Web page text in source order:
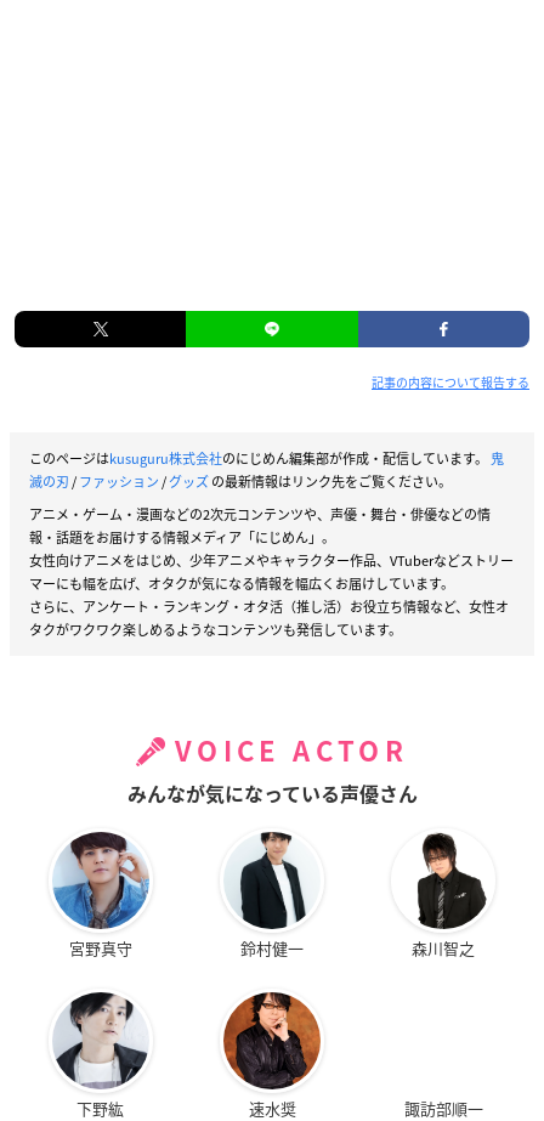
鬼滅の刃×ANNA SUI ネックレス 胡蝶姉妹
プレバン
【価格】
14,300円（税込）
【種類】
胡蝶しのぶ／胡蝶カナエ＆栗花落カナヲ
横：約38.0mm
【商品素材】
合金（ガンメタルメッキ）合成樹脂、ガラス
記事の内容について報告する
このページはkusuguru株式会社のにじめん編集部が作成・配信しています。 鬼
滅の刃/ファッション/グッズの最新情報はリンク先をご覧ください。
アニメ・ゲーム・漫画などの2次元コンテンツや、声優・舞台・俳優などの情
報・話題をお届けする情報メディア「にじめん」。
女性向けアニメをはじめ、少年アニメやキャラクター作品、VTuberなどストリー
マーにも幅を広げ、オタクが気になる情報を幅広くお届けしています。
さらに、アンケート・ランキング・オタ活（推し活）お役立ち情報など、女性オ
タクがワクワク楽しめるようなコンテンツも発信しています。
VOICE ACTOR
みんなが気になっている声優さん
宮野真守 鈴村健一 森川智之
下野紘 速水奨 諏訪部順一